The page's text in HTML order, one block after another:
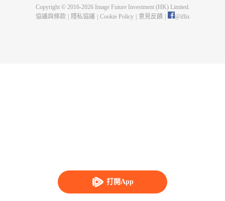
打開App
Copyright © 2016-2026Image Future Investment (HK) Limited.
協議與條款
隱私協議 Cookie Policy 意見反饋 @iflix